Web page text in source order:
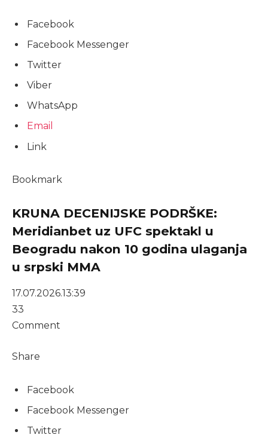
Facebook
Facebook Messenger
Twitter
Viber
WhatsApp
Email
Link
Bookmark
KRUNA DECENIJSKE PODRŠKE:
Meridianbet uz UFC spektakl u
Beogradu nakon 10 godina ulaganja
u srpski MMA
17.07.2026.13:39
33
Comment
Share
Facebook
Facebook Messenger
Twitter